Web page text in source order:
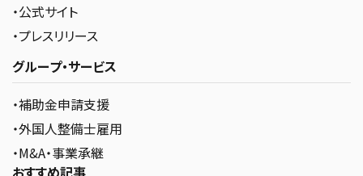
・公式サイト
・プレスリリース
グループ・サービス
・補助金申請支援
・外国人整備士雇用
・M&A・事業承継
おすすめ記事